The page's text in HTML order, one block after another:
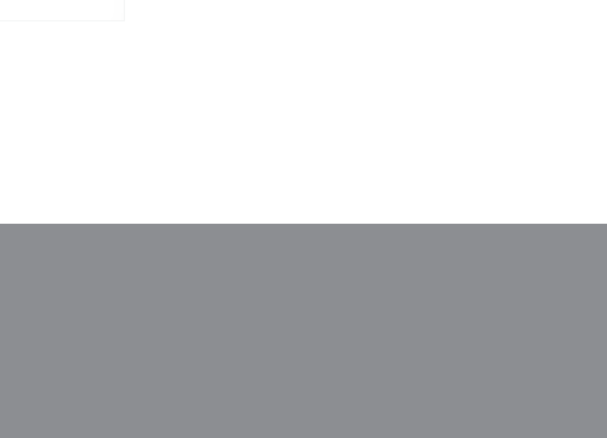
nova janela))
numa nova janela))